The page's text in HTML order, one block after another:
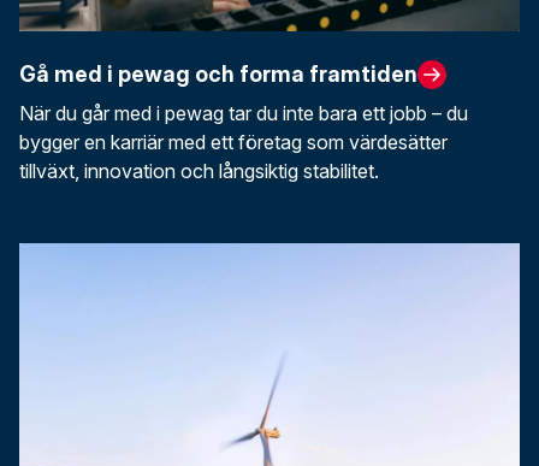
Gå med i pewag och forma framtiden
När du går med i pewag tar du inte bara ett jobb – du
bygger en karriär med ett företag som värdesätter
tillväxt, innovation och långsiktig stabilitet.